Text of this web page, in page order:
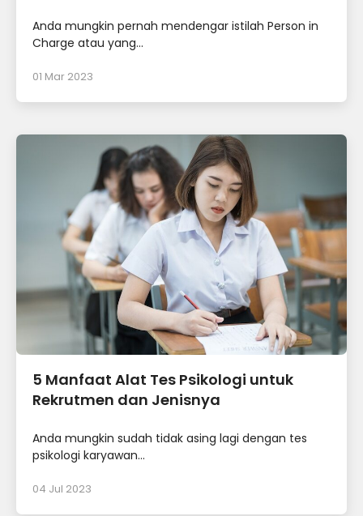
Anda mungkin pernah mendengar istilah Person in
Charge atau yang...
01 Mar 2023
5 Manfaat Alat Tes Psikologi untuk
Rekrutmen dan Jenisnya
Anda mungkin sudah tidak asing lagi dengan tes
psikologi karyawan...
04 Jul 2023